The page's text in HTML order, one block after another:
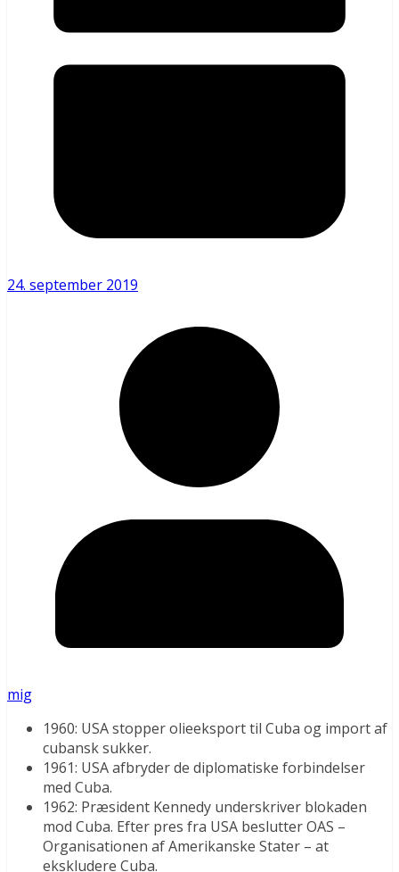
24. september 2019
mig
1960: USA stopper olieeksport til Cuba og import af
cubansk sukker.
1961: USA afbryder de diplomatiske forbindelser
med Cuba.
1962: Præsident Kennedy underskriver blokaden
mod Cuba. Efter pres fra USA beslutter OAS –
Organisationen af Amerikanske Stater – at
ekskludere Cuba.